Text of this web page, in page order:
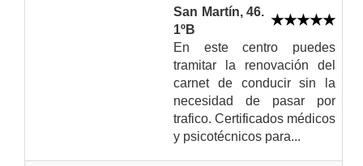
San Martín, 46.
1ºB
En este centro puedes
tramitar la renovación del
carnet de conducir sin la
necesidad de pasar por
trafico. Certificados médicos
y psicotécnicos para...